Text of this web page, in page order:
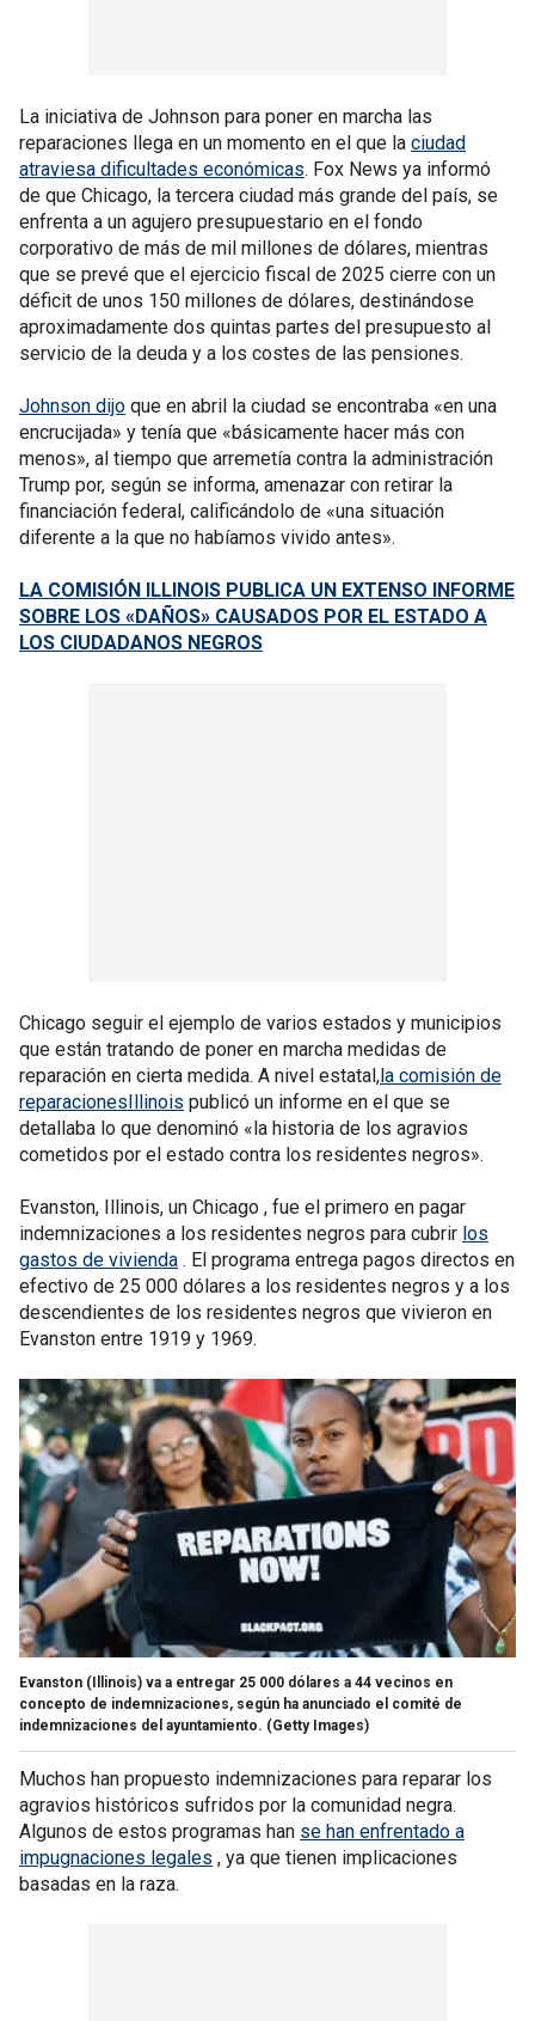
La iniciativa de Johnson para poner en marcha las
reparaciones llega en un momento en el que la ciudad
atraviesa dificultades económicas. Fox News ya informó
de que Chicago, la tercera ciudad más grande del país, se
enfrenta a un agujero presupuestario en el fondo
corporativo de más de mil millones de dólares, mientras
que se prevé que el ejercicio fiscal de 2025 cierre con un
déficit de unos 150 millones de dólares, destinándose
aproximadamente dos quintas partes del presupuesto al
servicio de la deuda y a los costes de las pensiones.
Johnson dijo que en abril la ciudad se encontraba «en una
encrucijada» y tenía que «básicamente hacer más con
menos», al tiempo que arremetía contra la administración
Trump por, según se informa, amenazar con retirar la
financiación federal, calificándolo de «una situación
diferente a la que no habíamos vivido antes».
LA COMISIÓN ILLINOIS PUBLICA UN EXTENSO INFORME
SOBRE LOS «DAÑOS» CAUSADOS POR EL ESTADO A
LOS CIUDADANOS NEGROS
Chicago seguir el ejemplo de varios estados y municipios
que están tratando de poner en marcha medidas de
reparación en cierta medida. A nivel estatal,la comisión de
reparacionesIllinois publicó un informe en el que se
detallaba lo que denominó «la historia de los agravios
cometidos por el estado contra los residentes negros».
Evanston, Illinois, un Chicago , fue el primero en pagar
indemnizaciones a los residentes negros para cubrir los
gastos de vivienda . El programa entrega pagos directos en
efectivo de 25 000 dólares a los residentes negros y a los
descendientes de los residentes negros que vivieron en
Evanston entre 1919 y 1969.
Evanston (Illinois) va a entregar 25 000 dólares a 44 vecinos en
concepto de indemnizaciones, según ha anunciado el comité de
indemnizaciones del ayuntamiento. (Getty Images)
Muchos han propuesto indemnizaciones para reparar los
agravios históricos sufridos por la comunidad negra.
Algunos de estos programas han se han enfrentado a
impugnaciones legales , ya que tienen implicaciones
basadas en la raza.